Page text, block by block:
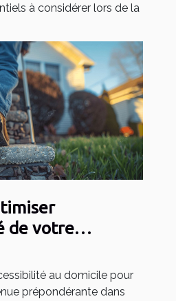
à considérer lors de la
de votre
au domicile pour
prépondérante dans